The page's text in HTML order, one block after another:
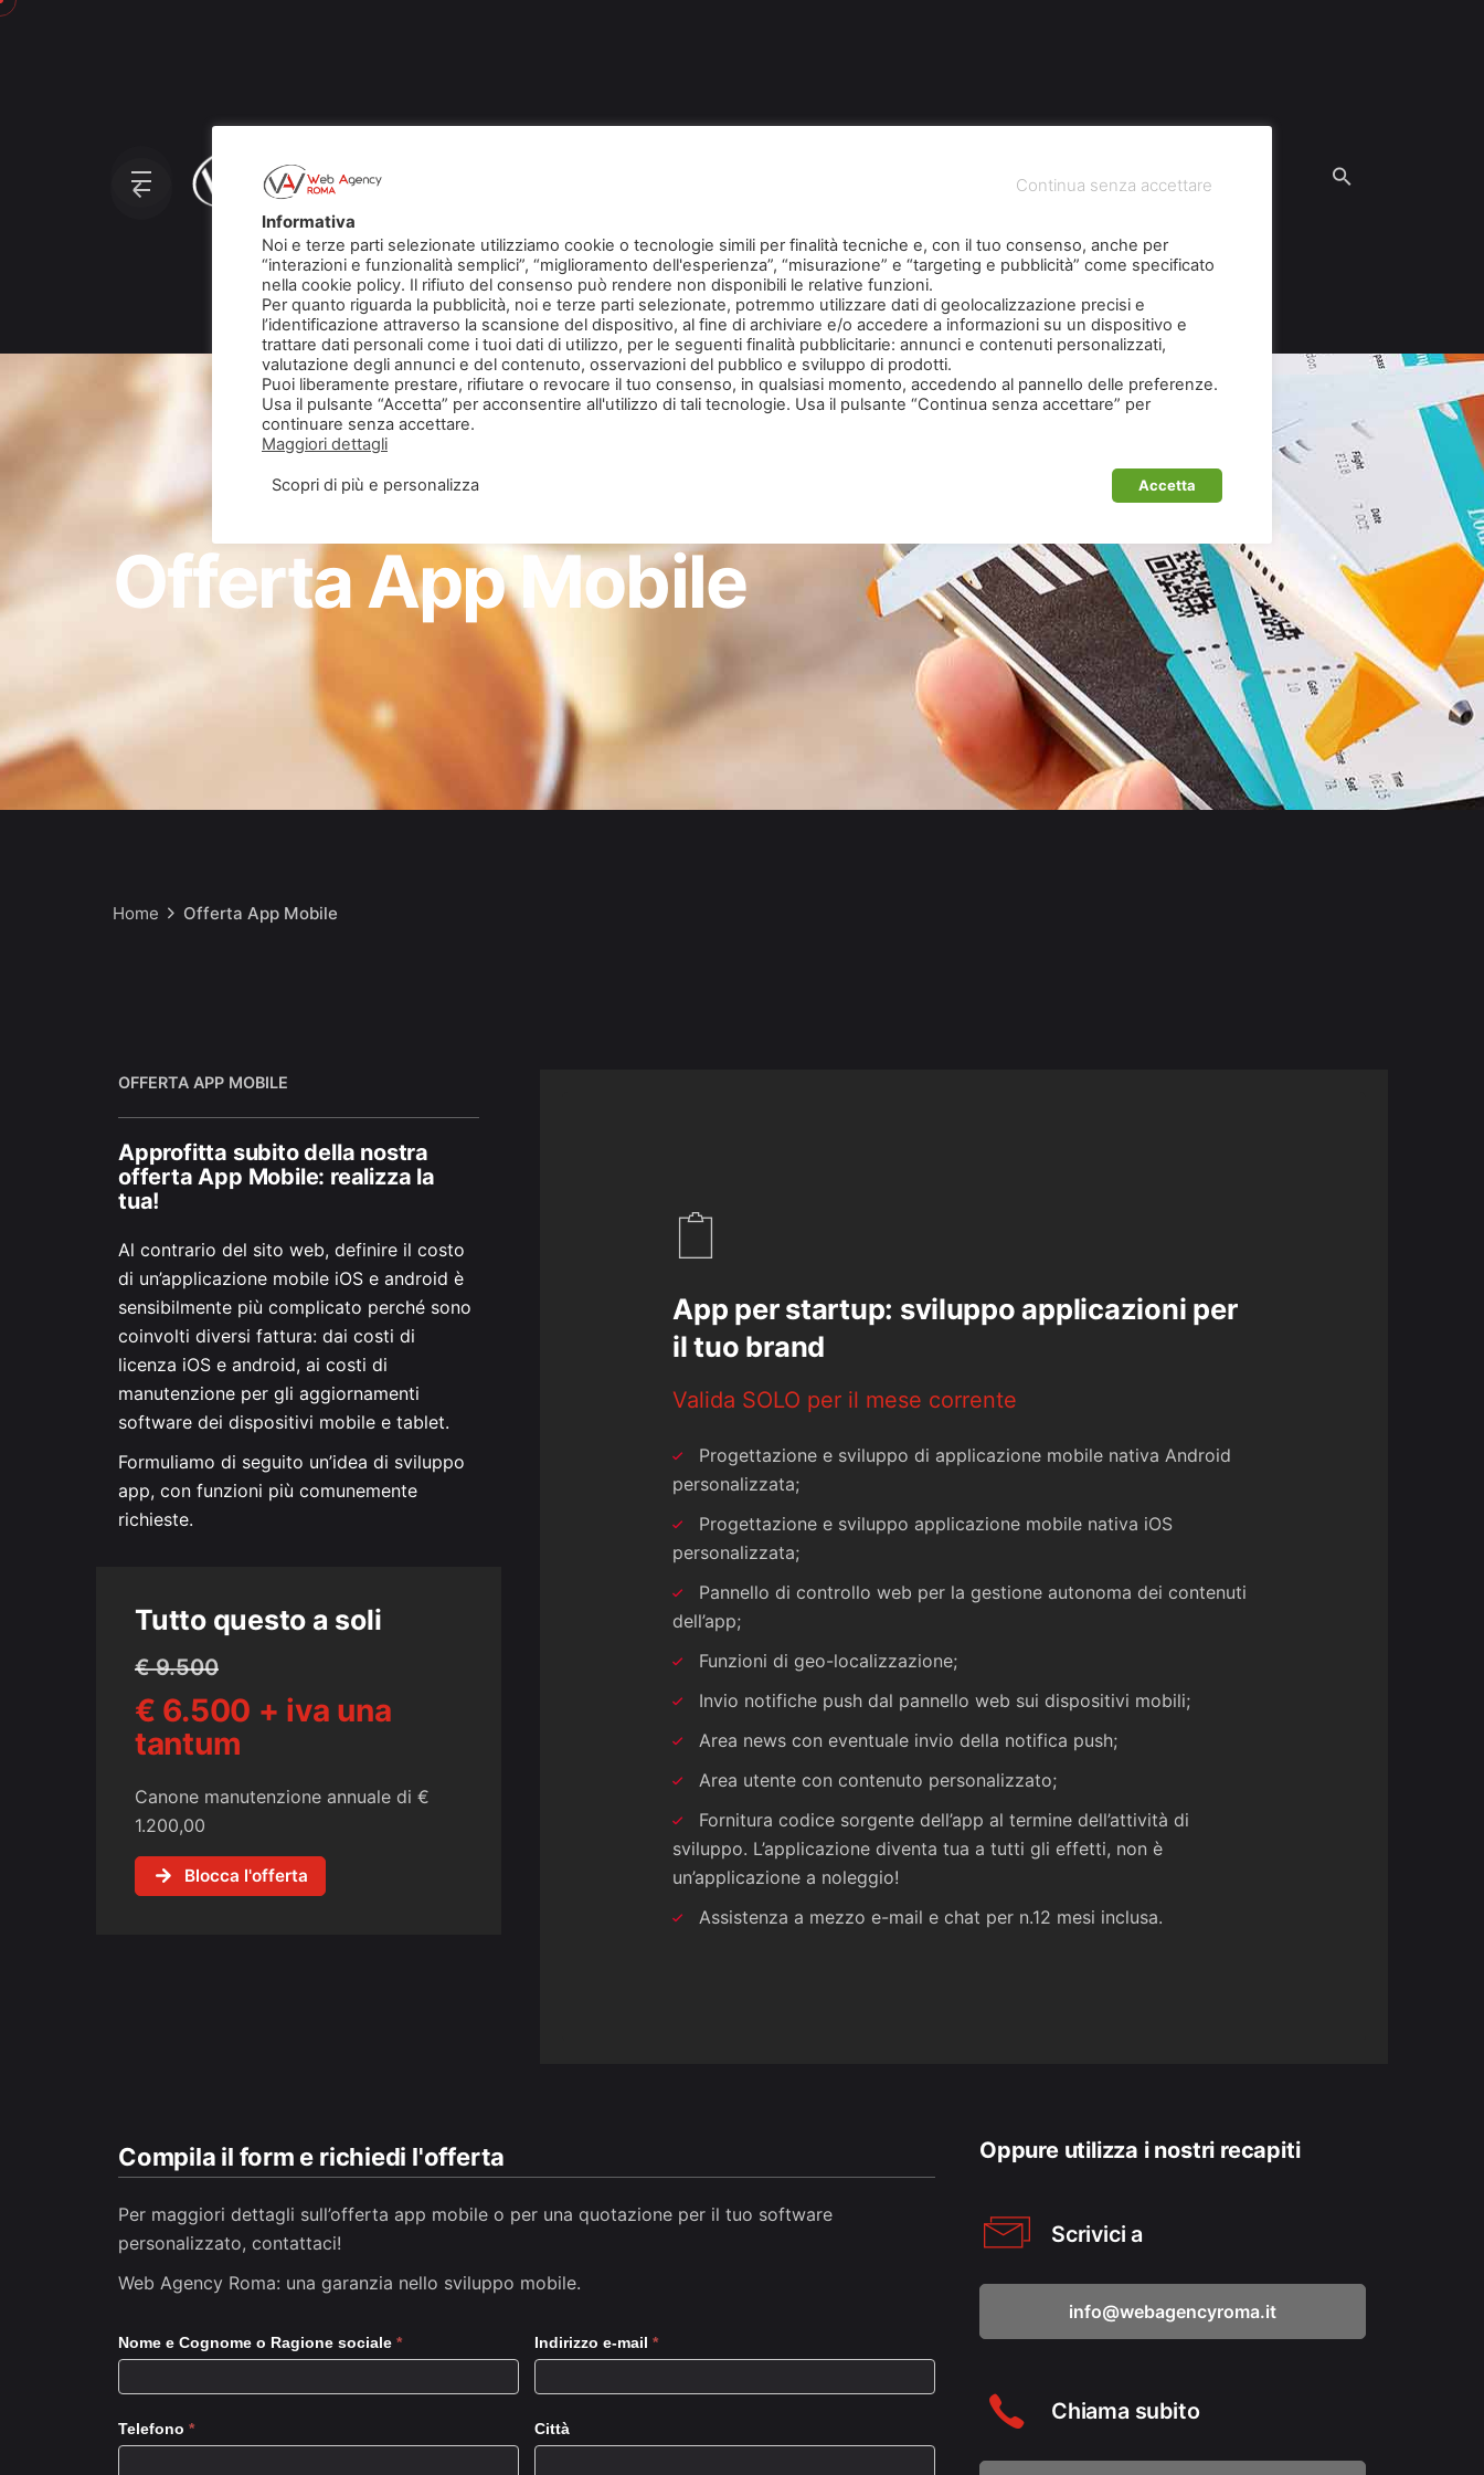
Skip
Offerta App Mobile
Home Offerta App Mobile
OFFERTA APP MOBILE
Approfitta subito della nostra
offerta App Mobile: realizza la
tua!
Al contrario del sito web, definire il costo
di un’applicazione mobile iOS e android è
sensibilmente più complicato perché sono
coinvolti diversi fattura: dai costi di
licenza iOS e android, ai costi di
manutenzione per gli aggiornamenti
software dei dispositivi mobile e tablet.
Formuliamo di seguito un’idea di sviluppo
app, con funzioni più comunemente
richieste.
Tutto questo a soli
€ 9.500
€ 6.500 + iva una
tantum
Canone manutenzione annuale di €
1.200,00
Blocca l'offerta
App per startup: sviluppo applicazioni per
il tuo brand
Valida SOLO per il mese corrente
Progettazione e sviluppo di applicazione mobile nativa Android
personalizzata;
Progettazione e sviluppo applicazione mobile nativa iOS
personalizzata;
Pannello di controllo web per la gestione autonoma dei contenuti
dell’app;
Funzioni di geo-localizzazione;
Invio notifiche push dal pannello web sui dispositivi mobili;
Area news con eventuale invio della notifica push;
Area utente con contenuto personalizzato;
Fornitura codice sorgente dell’app al termine dell’attività di
sviluppo. L’applicazione diventa tua a tutti gli effetti, non è
un’applicazione a noleggio!
Assistenza a mezzo e-mail e chat per n.12 mesi inclusa.
Compila il form e richiedi l'offerta
Per maggiori dettagli sull’offerta app mobile o per una quotazione per il tuo software
personalizzato, contattaci!
Web Agency Roma: una garanzia nello sviluppo mobile.
Richiedi
Nome e Cognome o Ragione sociale * Indirizzo e-mail*
Telefono * Città
Oppure utilizza i nostri recapiti
Scrivici a
info@webagencyroma.it
Chiama subito
Continua senza accettare
Informativa
Noi e terze parti selezionate utilizziamo cookie o tecnologie simili per finalità tecniche e, con il tuo consenso, anche per
“interazioni e funzionalità semplici”, “miglioramento dell'esperienza”, “misurazione” e “targeting e pubblicità” come specificato
nella cookie policy. Il rifiuto del consenso può rendere non disponibili le relative funzioni.
Per quanto riguarda la pubblicità, noi e terze parti selezionate, potremmo utilizzare dati di geolocalizzazione precisi e
l’identificazione attraverso la scansione del dispositivo, al fine di archiviare e/o accedere a informazioni su un dispositivo e
trattare dati personali come i tuoi dati di utilizzo, per le seguenti finalità pubblicitarie: annunci e contenuti personalizzati,
valutazione degli annunci e del contenuto, osservazioni del pubblico e sviluppo di prodotti.
Puoi liberamente prestare, rifiutare o revocare il tuo consenso, in qualsiasi momento, accedendo al pannello delle preferenze.
Usa il pulsante “Accetta” per acconsentire all'utilizzo di tali tecnologie. Usa il pulsante “Continua senza accettare” per
continuare senza accettare.
Maggiori dettagli
Scopri di più e personalizza Accetta